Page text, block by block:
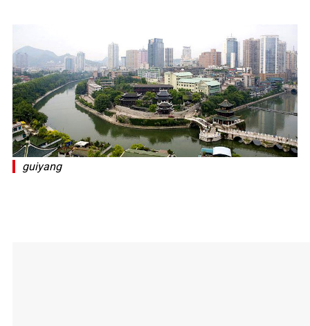
guiyang